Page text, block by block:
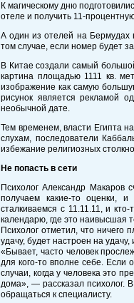
К магическому дню
отеле и получить 11-
А один из отелей на Бермудах
том случае, если номер будет
В Китае создали самый
картина площадью 1111 кв.
изображение как самую
рисунок является рекламой
необычной дате.
Тем временем, власти Египта
слухам, последователи
избежание религиозных
Не попасть в сети
Психолог Александр Макаров
получаем какие-то оценки,
сталкиваемся с 11.11.11, и
календарю, где это наивысшая
Психолог отметил, что ничего
удачу, будет настроен на
«Бывает, часто человек
для кого-то вполне себе. Если
случаи, когда у человека это
дома», — рассказал психолог.
обращаться к специалисту.